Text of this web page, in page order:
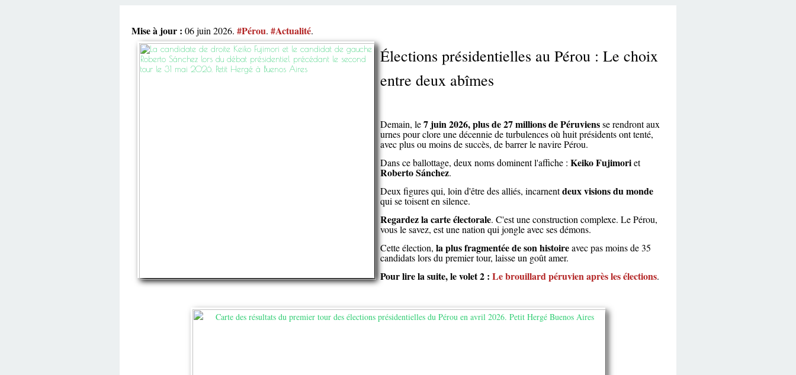
Mise à jour : 06 juin 2026. #Pérou. #Actualité.
Élections présidentielles au Pérou : Le choix
entre deux abîmes
Demain, le7 juin 2026, plus de 27 millions de Péruviensse rendront aux
urnes pour clore une décennie de turbulences où huit présidents ont tenté,
avec plus ou moins de succès, de barrer le navire Pérou.
Dans ce ballottage, deux noms dominent l'affiche : Keiko Fujimoriet
Roberto Sánchez.
Deux figures qui, loin d'être des alliés, incarnentdeux visions du monde
qui se toisent en silence.
Regardez la carte électorale. C'est une construction complexe. Le Pérou,
vous le savez, est une nation qui jongle avec ses démons.
Cette élection, la plus fragmentée de son histoireavec pas moins de 35
candidats lors du premier tour, laisse un goût amer.
Pour lire la suite, le volet 2 : Le brouillard péruvien après les élections.